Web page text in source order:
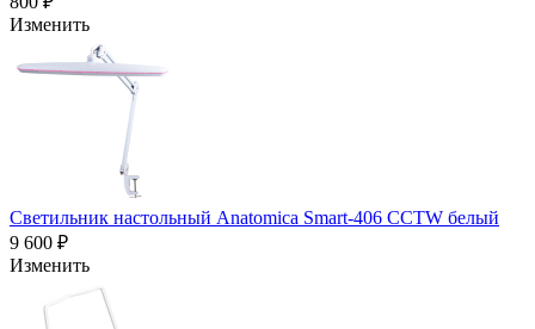
Изменить
Светильник настольный Anatomica Smart-406 CCTW белый
9 600 ₽
Изменить